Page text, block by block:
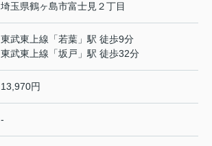
埼玉県鶴ヶ島市富士見 ２丁目
東武東上線 「若葉 」駅 徒歩9分
東武東上線 「坂戸 」駅 徒歩32分
13,970円
-